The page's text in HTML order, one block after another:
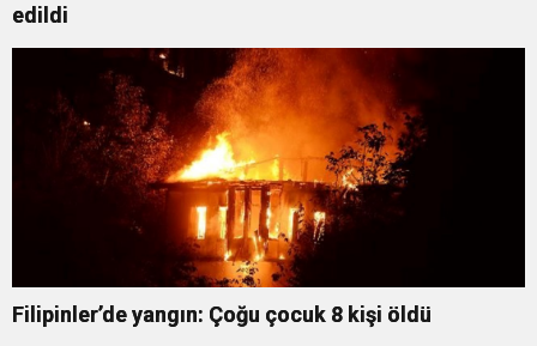
edildi
Filipinler’de yangın: Çoğu çocuk 8 kişi öldü